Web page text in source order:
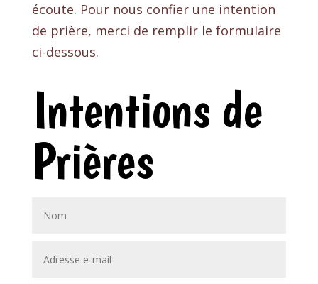
écoute. Pour nous confier une intention
de prière, merci de remplir le formulaire
ci-dessous.
Intentions de
Prières